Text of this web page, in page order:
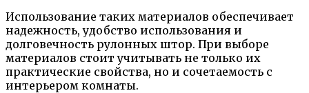
Использование таких материалов обеспечивает
надежность, удобство использования и
долговечность рулонных штор. При выборе
материалов стоит учитывать не только их
практические свойства, но и сочетаемость с
интерьером комнаты.